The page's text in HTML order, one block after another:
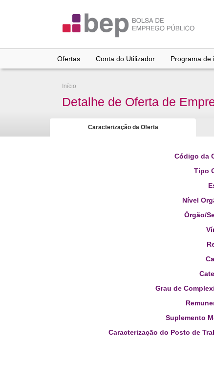
Ofertas Conta do Utilizador Programa de
Início
Detalhe de Oferta de
Caracterização da Oferta
Código da
Tipo
Nível
Órgão/
Grau de
Suplemento
Caracterização do Posto de